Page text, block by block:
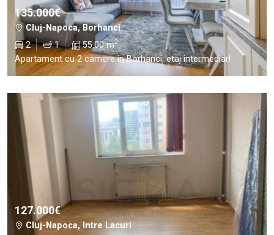
135.000€
Cluj-Napoca, Borhanci
2
1 55.00 m2
Apartament cu 2 camere in Borhanci, etaj intermediar!
127.000€
Cluj-Napoca, Intre Lacuri